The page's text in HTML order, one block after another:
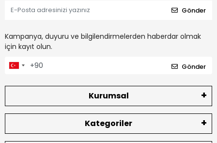
Gönder
Kampanya, duyuru ve bilgilendirmelerden haberdar olmak
için kayıt olun.
Gönder
Kurumsal
Kategoriler